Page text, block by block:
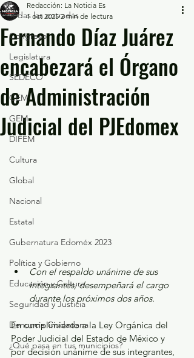
Todas las entradas
Congreso
Legislatura
SEDECO
GEM
GEM
DIFEM
Cultura
Global
Nacional
Estatal
Gubernatura Edoméx 2023
Política y Gobierno
Educación y Cultura
Seguridad y Justicia
Denuncia Ciudadana
¿Qué pasa en tus municipios?
Fernando Díaz Juárez
encabezará el Órgano
de Administración
Judicial del PJEdomex
Redacción: La Noticia Es
1 oct 2025 2 min de lectura
Con el respaldo unánime de sus
integrantes, desempeñará el cargo
durante los próximos dos años.
En cumplimiento a la Ley Orgánica del
Poder Judicial del Estado de México y
por decisión unánime de sus integrantes,